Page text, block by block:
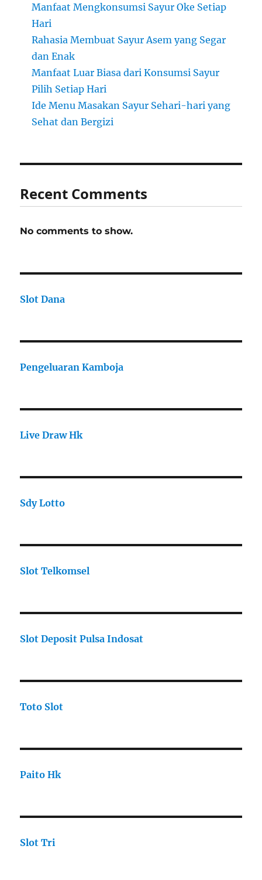
Manfaat Mengkonsumsi Sayur Oke Setiap
Hari
Rahasia Membuat Sayur Asem yang Segar
dan Enak
Manfaat Luar Biasa dari Konsumsi Sayur
Pilih Setiap Hari
Ide Menu Masakan Sayur Sehari-hari yang
Sehat dan Bergizi
Recent Comments
No comments to show.
Slot Dana
Pengeluaran Kamboja
Live Draw Hk
Sdy Lotto
Slot Telkomsel
Slot Deposit Pulsa Indosat
Toto Slot
Paito Hk
Slot Tri